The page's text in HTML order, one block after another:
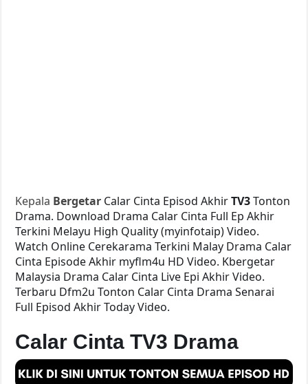
Kepala Bergetar Calar Cinta Episod AkhirTV3Tonton
Drama. Download Drama Calar Cinta Full Ep Akhir
Terkini Melayu High Quality (myinfotaip) Video.
Watch Online Cerekarama Terkini Malay Drama Calar
Cinta Episode Akhir myflm4u HD Video. Kbergetar
Malaysia Drama Calar Cinta Live Epi Akhir Video.
Terbaru Dfm2u Tonton Calar Cinta Drama Senarai
Full Episod Akhir Today Video.
Calar Cinta TV3 Drama